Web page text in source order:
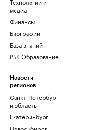
медиа
Финансы
Биографии
База знаний
РБК Образование
Новости
регионов
Санкт-Петербург
и область
Екатеринбург
Новосибирск